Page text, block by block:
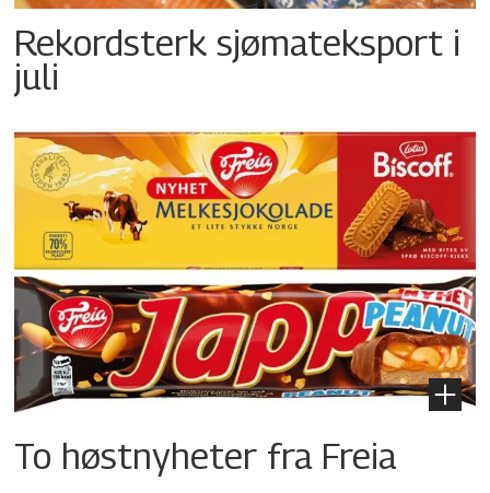
Rekordsterk sjømateksport i
juli
To høstnyheter fra Freia